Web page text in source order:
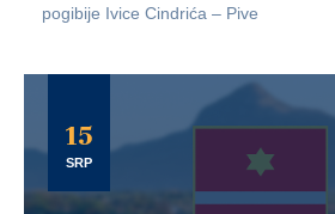
pogibije Ivice Cindrića – Pive
15
SRP